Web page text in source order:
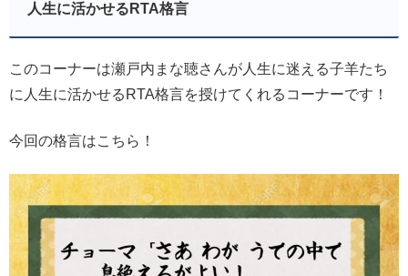
人生に活かせるRTA格言
このコーナーは瀬戸内まな聴さんが人生に迷える子羊たち
に人生に活かせるRTA格言を授けてくれるコーナーです！
今回の格言はこちら！